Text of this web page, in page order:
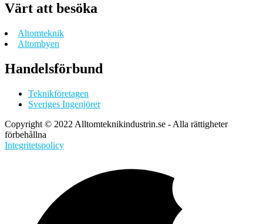
Värt att besöka
Altomteknik
Altombyen
Handelsförbund
Teknikföretagen
Sveriges Ingenjörer
Copyright © 2022 Alltomteknikindustrin.se - Alla rättigheter
förbehållna
Integritetspolicy